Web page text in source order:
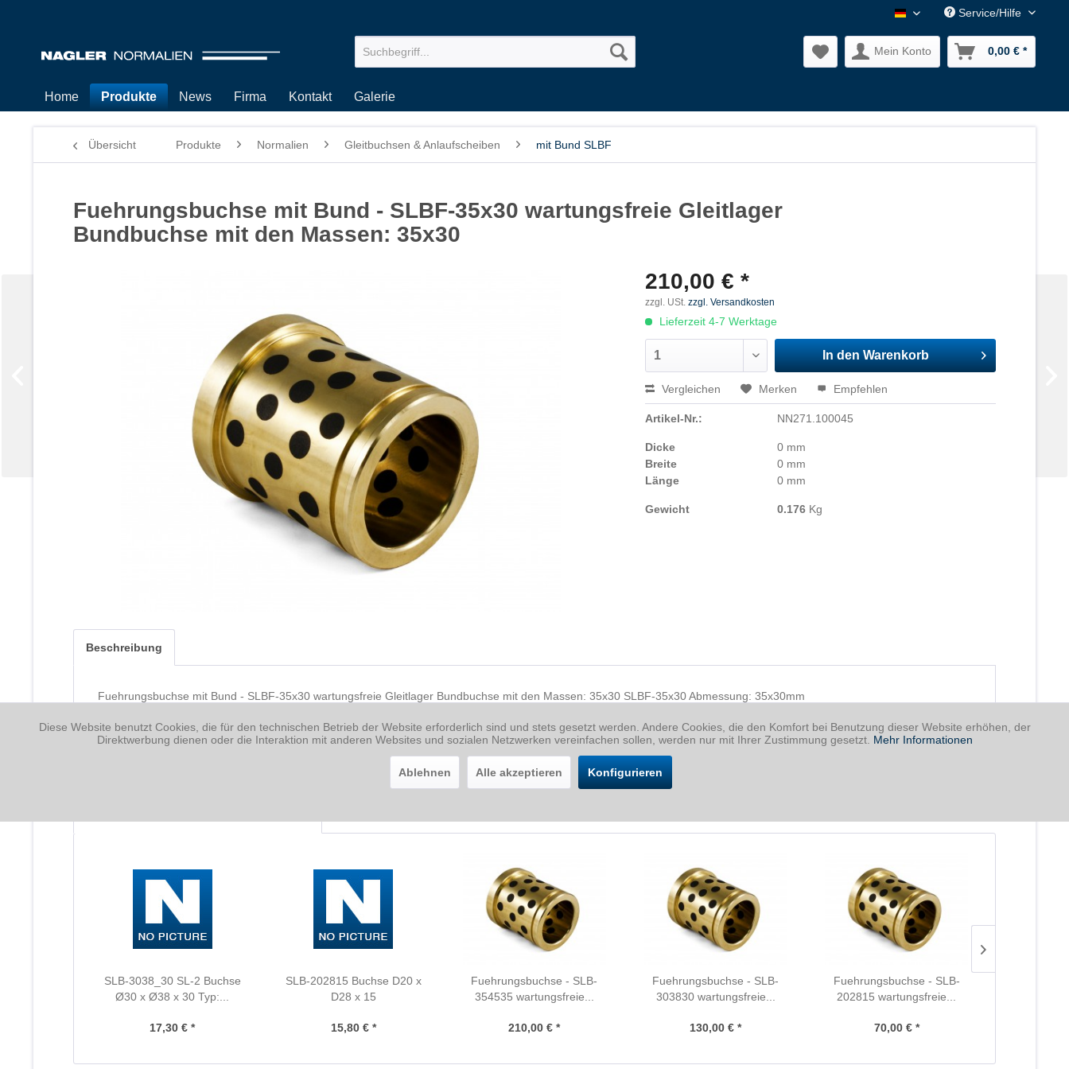
Nagler Normalien DE
Service/Hilfe
Mein Konto 0,00 € *
Home Produkte News Firma Kontakt Galerie
Übersicht Produkte Normalien Gleitbuchsen & Anlaufscheiben mit Bund SLBF
Fuehrungsbuchse mit Bund - SLBF-35x30 wartungsfreie Gleitlager
Bundbuchse mit den Massen: 35x30
210,00 € *
zzgl. USt.zzgl. Versandkosten
Lieferzeit 4-7 Werktage
In den Warenkorb
Vergleichen Merken Empfehlen
Artikel-Nr.: NN271.100045
Dicke
0 mm
Breite
0 mm
Länge
0 mm
Gewicht 0.176 Kg
Beschreibung
Fuehrungsbuchse mit Bund - SLBF-35x30 wartungsfreie Gleitlager Bundbuchse mit den Massen: 35x30 SLBF-35x30 Abmessung: 35x30mm
Fragen zum Artikel?
Weitere Artikel von Nagler Normalien GmbH
SLB-3038_30 SL-2 Buchse
Ø30 x Ø38 x 30 Typ:...
17,30 € *
SLB-202815 Buchse D20 x
D28 x 15
15,80 € *
Fuehrungsbuchse - SLB-
354535 wartungsfreie...
210,00 € *
Fuehrungsbuchse - SLB-
303830 wartungsfreie...
130,00 € *
Fuehrungsbuchse - SLB-
202815 wartungsfreie...
70,00 € *
Diese Website benutzt Cookies, die für den technischen Betrieb der Website erforderlich sind und stets gesetzt werden. Andere Cookies, die den Komfort bei Benutzung dieser Website erhöhen, der
Direktwerbung dienen oder die Interaktion mit anderen Websites und sozialen Netzwerken vereinfachen sollen, werden nur mit Ihrer Zustimmung gesetzt. Mehr Informationen
Ablehnen Alle akzeptieren Konfigurieren